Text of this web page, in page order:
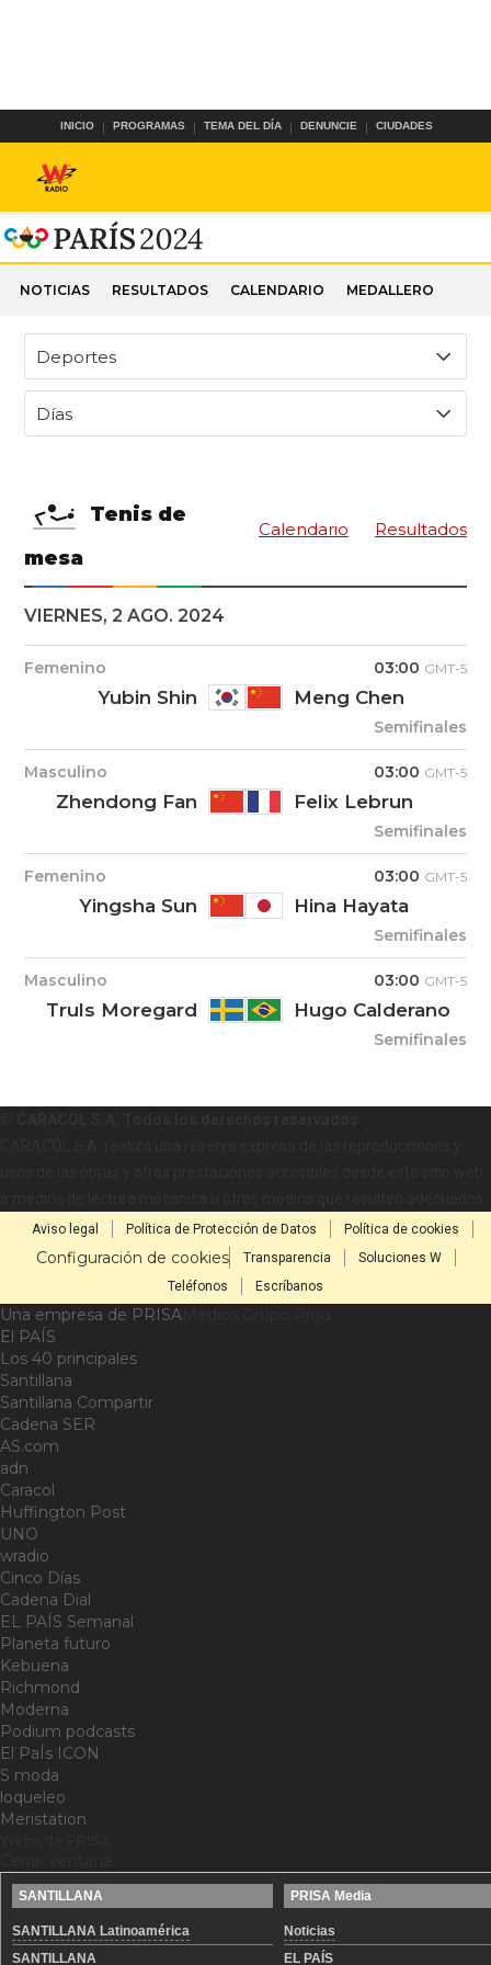
INICIO PROGRAMAS TEMA DEL DÍA DENUNCIE CIUDADES
NOTICIAS RESULTADOS CALENDARIO MEDALLERO
Deportes
Días
Tenis de
mesa
Calendario Resultados
VIERNES, 2 AGO. 2024
Femenino 03:00 GMT-5
Yubin Shin Meng Chen
Semifinales
Masculino 03:00 GMT-5
Zhendong Fan Felix Lebrun
Semifinales
Femenino 03:00 GMT-5
Yingsha Sun Hina Hayata
Semifinales
Masculino 03:00 GMT-5
Truls Moregard Hugo Calderano
Semifinales
Aviso legal Política de Protección de Datos Política de cookies
Configuración de cookies Transparencia
Soluciones W
Teléfonos
Escríbanos
Una empresa de PRISA
El PAÍS
Los 40 principales
Santillana
Santillana Compartir
Cadena SER
AS.com
adn
Caracol
Huffington Post
UNO
wradio
Cinco Días
Cadena Dial
EL PAÍS Semanal
Planeta futuro
Kebuena
Richmond
Moderna
Podium podcasts
El PaÍs ICON
S moda
loqueleo
Meristation